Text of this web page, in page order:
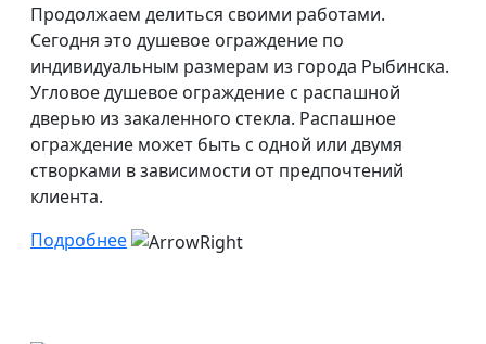
Продолжаем делиться своими работами.
Сегодня это душевое ограждение по
индивидуальным размерам из города Рыбинска.
Угловое душевое ограждение с распашной
дверью из закаленного стекла. Распашное
ограждение может быть с одной или двумя
створками в зависимости от предпочтений
клиента.
Подробнее